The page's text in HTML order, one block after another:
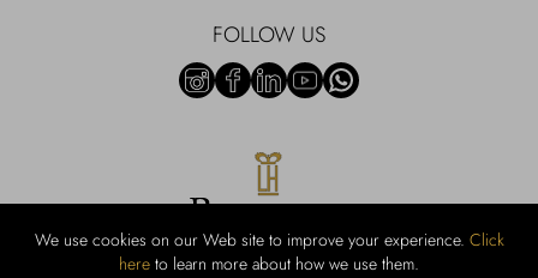
We use cookies on our Web site to improve your experience. Click
here to learn more about how we use them.
FOLLOW US
Rubinacci S.r.l.: Viale Gramsci, 15 - 80122 Naples - P.Iva 00436210637 -